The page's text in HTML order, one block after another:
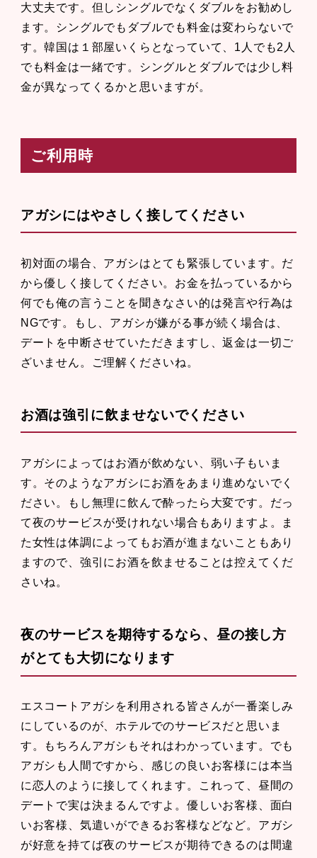
大丈夫です。但しシングルでなくダブルをお勧めし
ます。シングルでもダブルでも料金は変わらないで
す。韓国は１部屋いくらとなっていて、1人でも2人
でも料金は一緒です。シングルとダブルでは少し料
金が異なってくるかと思いますが。
ご利用時
アガシにはやさしく接してください
初対面の場合、アガシはとても緊張しています。だ
から優しく接してください。お金を払っているから
何でも俺の言うことを聞きなさい的は発言や行為は
NGです。もし、アガシが嫌がる事が続く場合は、
デートを中断させていただきますし、返金は一切ご
ざいません。ご理解くださいね。
お酒は強引に飲ませないでください
アガシによってはお酒が飲めない、弱い子もいま
す。そのようなアガシにお酒をあまり進めないでく
ださい。もし無理に飲んで酔ったら大変です。だっ
て夜のサービスが受けれない場合もありますよ。ま
た女性は体調によってもお酒が進まないこともあり
ますので、強引にお酒を飲ませることは控えてくだ
さいね。
夜のサービスを期待するなら、昼の接し方
がとても大切になります
エスコートアガシを利用される皆さんが一番楽しみ
にしているのが、ホテルでのサービスだと思いま
す。もちろんアガシもそれはわかっています。でも
アガシも人間ですから、感じの良いお客様には本当
に恋人のように接してくれます。これって、昼間の
デートで実は決まるんですよ。優しいお客様、面白
いお客様、気遣いができるお客様などなど。アガシ
が好意を持てば夜のサービスが期待できるのは間違